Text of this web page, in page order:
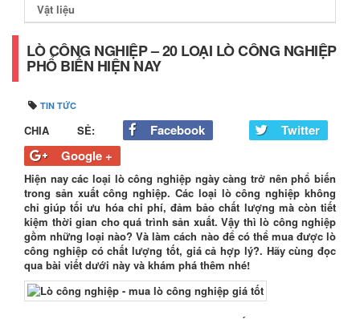
Vật liệu
LÒ CÔNG NGHIỆP – 20 LOẠI LÒ CÔNG NGHIỆP
PHỔ BIẾN HIỆN NAY
TIN TỨC
CHIA SẺ: Facebook
Twitter
Google +
Hiện nay các loại lò công nghiệp ngày càng trở nên phổ biến
trong sản xuất công nghiệp. Các loại lò công nghiệp không
chỉ giúp tối ưu hóa chi phí, đảm bảo chất lượng mà còn tiết
kiệm thời gian cho quá trình sản xuất. Vậy thì lò công nghiệp
gồm những loại nào? Và làm cách nào để có thể mua được lò
công nghiệp có chất lượng tốt, giá cả hợp lý?. Hãy cùng đọc
qua bài viết dưới này và khám phá thêm nhé!